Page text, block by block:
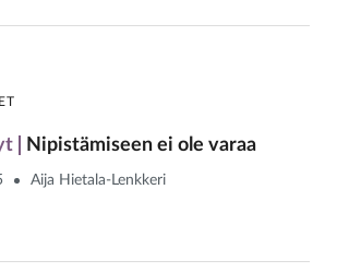
Nipistämiseen ei ole varaa
Aija Hietala-Lenkkeri